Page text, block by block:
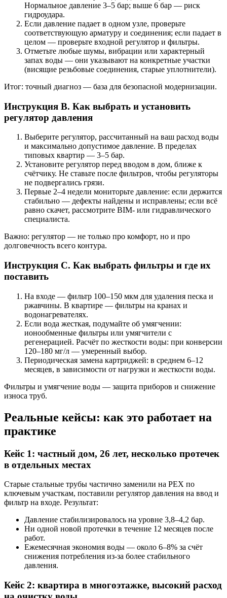
Нормальное давление 3–5 бар; выше 6 бар — риск
гидроудара.
Если давление падает в одном узле, проверьте
соответствующую арматуру и соединения; если падает в
целом — проверьте входной регулятор и фильтры.
Отметьте любые шумы, вибрации или характерный
запах воды — они указывают на конкретные участки
(висящие резьбовые соединения, старые уплотнители).
Итог: точный диагноз — база для безопасной модернизации.
Инструкция B. Как выбрать и установить
регулятор давления
Выберите регулятор, рассчитанный на ваш расход воды
и максимально допустимое давление. В пределах
типовых квартир — 3–5 бар.
Установите регулятор перед вводом в дом, ближе к
счётчику. Не ставьте после фильтров, чтобы регуляторы
не подвергались грязи.
Первые 2–4 недели мониторьте давление: если держится
стабильно — дефекты найдены и исправлены; если всё
равно скачет, рассмотрите BIM- или гидравлического
специалиста.
Важно: регулятор — не только про комфорт, но и про
долговечность всего контура.
Инструкция C. Как выбрать фильтры и где их
поставить
На входе — фильтр 100–150 мкм для удаления песка и
ржавчины. В квартире — фильтры на кранах и
водонагревателях.
Если вода жесткая, подумайте об умягчении:
ионообменные фильтры или умягчители с
регенерацией. Расчёт по жесткости воды: при конверсии
120–180 мг/л — умеренный выбор.
Периодическая замена картриджей: в среднем 6–12
месяцев, в зависимости от нагрузки и жесткости воды.
Фильтры и умягчение воды — защита приборов и снижение
износа труб.
Реальные кейсы: как это работает на
практике
Кейс 1: частный дом, 26 лет, несколько протечек
в отдельных местах
Старые стальные трубы частично заменили на PEX по
ключевым участкам, поставили регулятор давления на ввод и
фильтр на входе. Результат:
Давление стабилизировалось на уровне 3,8–4,2 бар.
Ни одной новой протечки в течение 12 месяцев после
работ.
Ежемесячная экономия воды — около 6–8% за счёт
снижения потребления из-за более стабильного
давления.
Кейс 2: квартира в многоэтажке, высокий расход